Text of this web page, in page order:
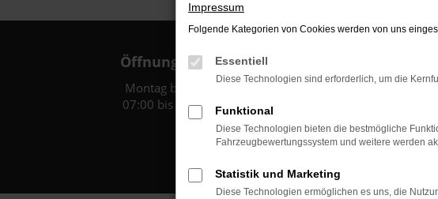
Öffnungszeiten:
Montag bis Freitag:
07:00 bis 18:00 Uhr
Impressum
Folgende Kategorien von Cookies werden von uns
Essentiell
Diese Technologien sind erforderlich, um die
Funktional
Diese Technologien bieten die bestmögliche
Fahrzeugbewertungssystem und weitere werden
Statistik und Marketing
Diese Technologien ermöglichen es uns, die